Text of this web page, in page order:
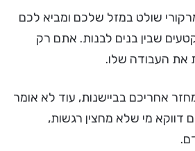
שולט במזל שלכם ומביא לכם
שבין בנים לבנות. אתם רק
את העבודה שלו.
אחריכם בביישנות, עוד לא אומר
דווקא מי שלא מחצין רגשות,